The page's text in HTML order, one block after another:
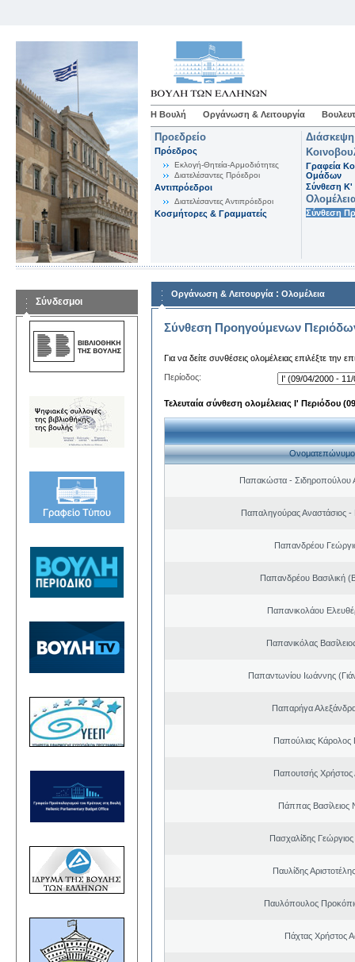
Η Βουλή Οργάνωση & Λειτουργία
Προεδρείο
Πρόεδρος
Εκλογή-Θητεία-Αρμοδιότητες
Διατελέσαντες Πρόεδροι
Αντιπρόεδροι
Διατελέσαντες Αντιπρόεδροι
Κοσμήτορες & Γραμματείς
Γραφεία
Ομάδων
Σύνθεση K'
Σύνθεση
Σύνδεσμοι
Οργάνωση & Λειτουργία : Ολομέλεια
Σύνθεση Προηγούμενων
Για να δείτε συνθέσεις ολομέλειας επιλέξτε την
Περίοδος:
Τελευταία σύνθεση ολομέλειας Ι' Περιόδου
Ονοματεπώνυμο
Παπακώστα - Σιδηροπούλου
Παπαληγούρας Αναστάσιος -
Παπανδρέου
Παπανδρέου Βασιλική
Παπανικολάου
Παπανικόλας
Παπαντωνίου Ιωάννης
Παπαρήγα
Παπούλιας Κάρολος
Παπουτσής Χρήστος
Πάππας Βασίλειος
Πασχαλίδης
Παυλίδης
Παυλόπουλος
Πάχτας Χρήστος